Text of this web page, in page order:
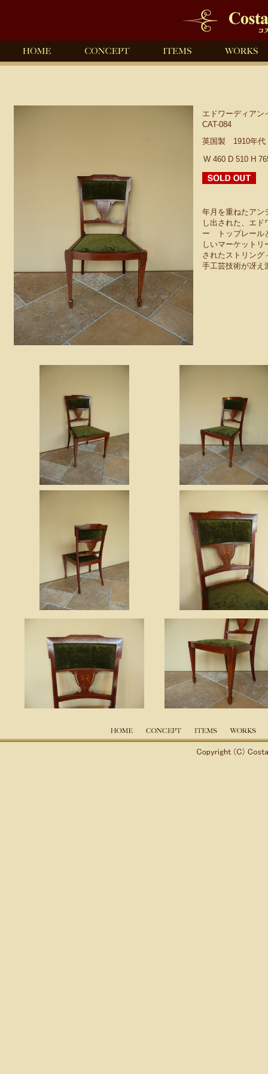
エドワーディアン
CAT-084
英国製 1910年
W 460 D 510 H
年月を重ねたアン
し出された、エ
ー トップレール
しいマーケット
されたストリング
手工芸技術が冴え